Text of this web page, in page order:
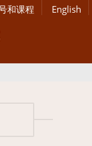
和课程 English